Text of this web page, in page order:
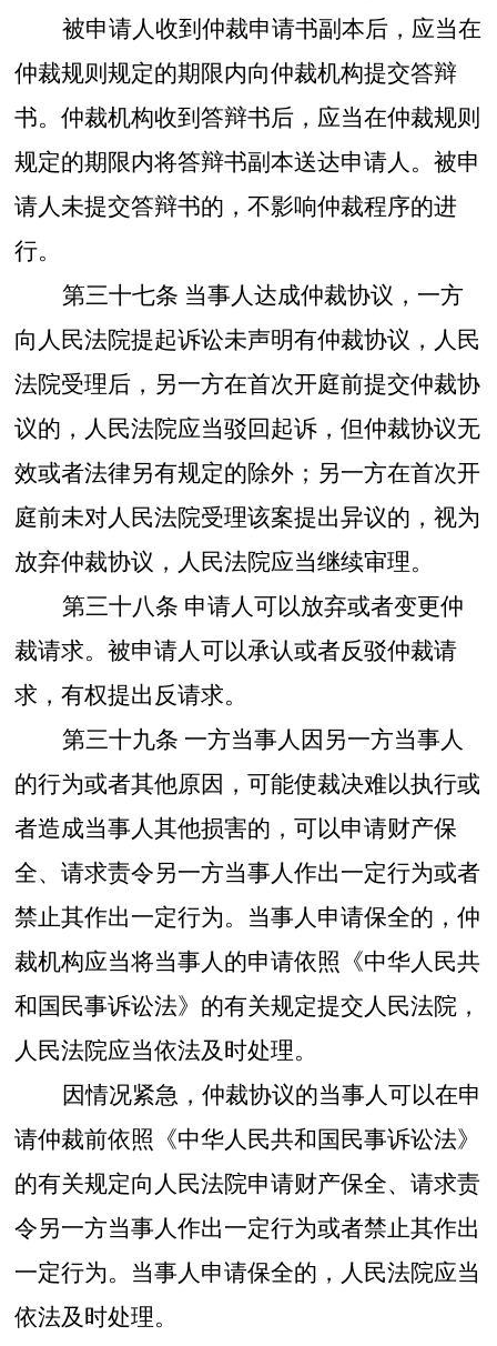
被申请人收到仲裁申请书副本后，应当在
仲裁规则规定的期限内向仲裁机构提交答辩
书。仲裁机构收到答辩书后，应当在仲裁规则
规定的期限内将答辩书副本送达申请人。被申
请人未提交答辩书的，不影响仲裁程序的进
行。
第三十七条 当事人达成仲裁协议，一方
向人民法院提起诉讼未声明有仲裁协议，人民
法院受理后，另一方在首次开庭前提交仲裁协
议的，人民法院应当驳回起诉，但仲裁协议无
效或者法律另有规定的除外；另一方在首次开
庭前未对人民法院受理该案提出异议的，视为
放弃仲裁协议，人民法院应当继续审理。
第三十八条 申请人可以放弃或者变更仲
裁请求。被申请人可以承认或者反驳仲裁请
求，有权提出反请求。
第三十九条 一方当事人因另一方当事人
的行为或者其他原因，可能使裁决难以执行或
者造成当事人其他损害的，可以申请财产保
全、请求责令另一方当事人作出一定行为或者
禁止其作出一定行为。当事人申请保全的，仲
裁机构应当将当事人的申请依照《中华人民共
和国民事诉讼法》的有关规定提交人民法院，
人民法院应当依法及时处理。
因情况紧急，仲裁协议的当事人可以在申
请仲裁前依照《中华人民共和国民事诉讼法》
的有关规定向人民法院申请财产保全、请求责
令另一方当事人作出一定行为或者禁止其作出
一定行为。当事人申请保全的，人民法院应当
依法及时处理。